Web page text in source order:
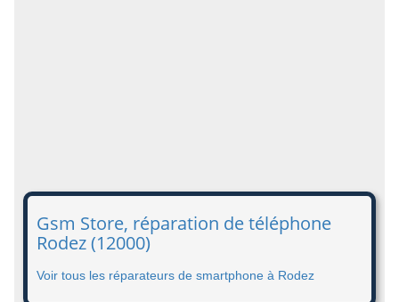
Gsm Store, réparation de téléphone
Rodez (12000)
Voir tous les réparateurs de smartphone à Rodez